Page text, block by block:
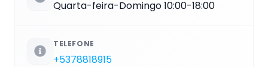
Quarta-feira-Domingo 10:00-18:00
TELEFONE
+5378818915